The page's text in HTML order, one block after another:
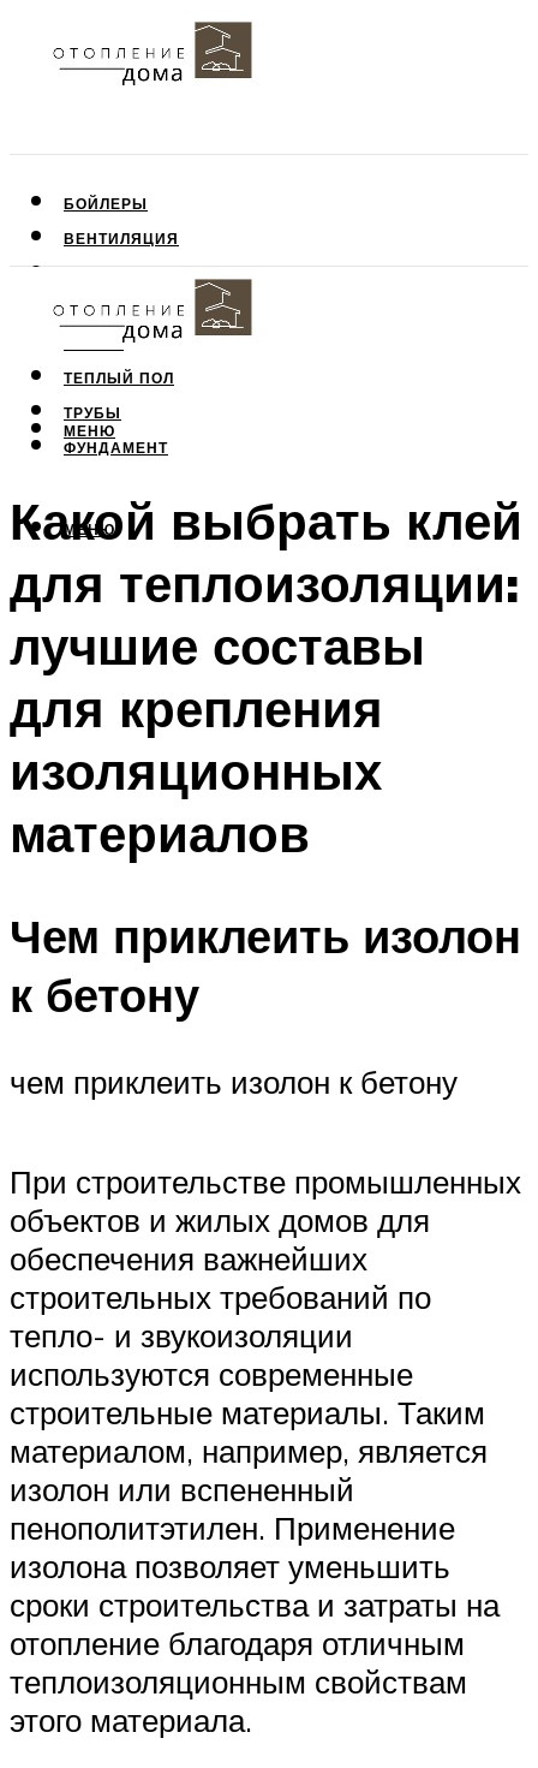
БОЙЛЕРЫ
ВЕНТИЛЯЦИЯ
ПОТОЛОК
СТЕНЫ
ТЕПЛЫЙ ПОЛ
ТРУБЫ
ФУНДАМЕНТ
МЕНЮ
МЕНЮ
Какой выбрать клей
для теплоизоляции:
лучшие составы
для крепления
изоляционных
материалов
Чем приклеить изолон
к бетону
чем приклеить изолон к бетону
При строительстве промышленных
объектов и жилых домов для
обеспечения важнейших
строительных требований по
тепло- и звукоизоляции
используются современные
строительные материалы. Таким
материалом, например, является
изолон или вспененный
пенополитэтилен. Применение
изолона позволяет уменьшить
сроки строительства и затраты на
отопление благодаря отличным
теплоизоляционным свойствам
этого материала.